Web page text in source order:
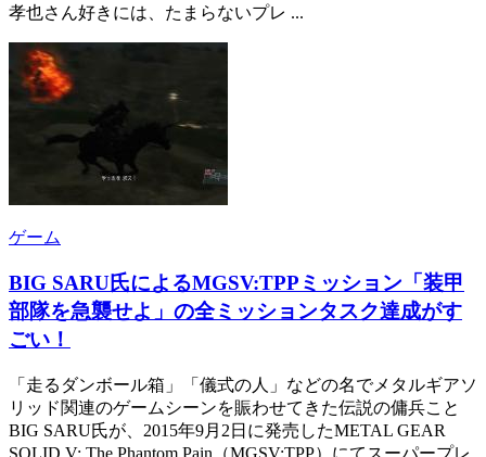
孝也さん好きには、たまらないプレ ...
ゲーム
BIG SARU氏によるMGSV:TPPミッション「装甲
部隊を急襲せよ」の全ミッションタスク達成がす
ごい！
「走るダンボール箱」「儀式の人」などの名でメタルギアソ
リッド関連のゲームシーンを賑わせてきた伝説の傭兵こと
BIG SARU氏が、2015年9月2日に発売したMETAL GEAR